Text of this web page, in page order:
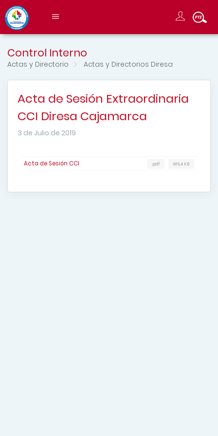
Control Interno
Actas y Directorio Actas y Directorios Diresa
Acta de Sesión Extraordinaria
CCI Diresa Cajamarca
3 de Julio de 2019
Acta de Sesión CCI 915,4 KB
pdf